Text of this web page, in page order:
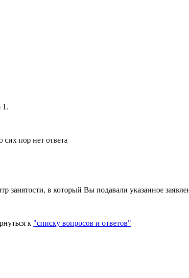
1.
сих пор нет ответа
занятости, в который Вы подавали указанное
к "списку вопросов и ответов"